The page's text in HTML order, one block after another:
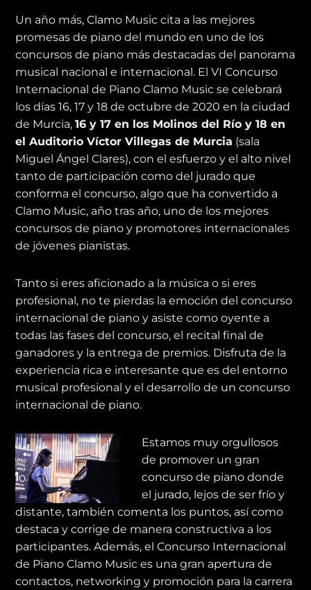
Un año más, Clamo Music cita a las mejores
promesas de piano del mundo en uno de los
concursos de piano más destacadas del panorama
musical nacional e internacional. El VI Concurso
Internacional de Piano Clamo Music se celebrará
los días 16, 17 y 18 de octubre de 2020 en la ciudad
de Murcia,16 y 17 en los Molinos del Río y 18 en
el Auditorio Víctor Villegas de Murcia (sala
Miguel Ángel Clares), con el esfuerzo y el alto nivel
tanto de participación como del jurado que
conforma el concurso, algo que ha convertido a
Clamo Music, año tras año, uno de los mejores
concursos de piano y promotores internacionales
de jóvenes pianistas.
Tanto si eres aficionado a la música o si eres
profesional, no te pierdas la emoción del concurso
internacional de piano y asiste como oyente a
todas las fases del concurso, el recital final de
ganadores y la entrega de premios. Disfruta de la
experiencia rica e interesante que es del entorno
musical profesional y el desarrollo de un concurso
internacional de piano.
Estamos muy orgullosos
de promover un gran
concurso de piano donde
el jurado, lejos de ser frío y
distante, también comenta los puntos, así como
destaca y corrige de manera constructiva a los
participantes. Además, el Concurso Internacional
de Piano Clamo Music es una gran apertura de
contactos, networking y promoción para la carrera